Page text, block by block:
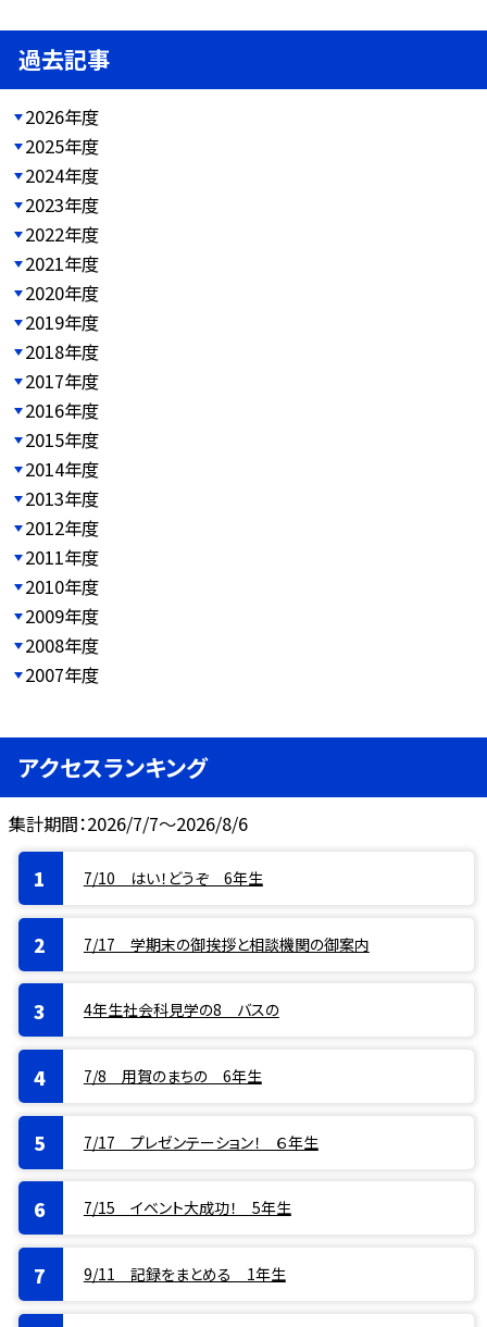
過去記事
2026年度
2025年度
2024年度
2023年度
2022年度
2021年度
2020年度
2019年度
2018年度
2017年度
2016年度
2015年度
2014年度
2013年度
2012年度
2011年度
2010年度
2009年度
2008年度
2007年度
アクセスランキング
集計期間：2026/7/7～2026/8/6
7/10 はい！どうぞ 6年生
7/17 学期末の御挨拶と相談機関の御案内
4年生社会科見学の8 バスの
7/8 用賀のまちの 6年生
7/17 プレゼンテーション！ ６年生
7/15 イベント大成功！ 5年生
9/11 記録をまとめる 1年生